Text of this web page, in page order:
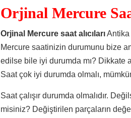
Orjinal Mercure
Orjinal Mercure saat alıcılarıAntika
Mercure saatinizin durumunu bize
edilse bile iyi durumda mı? Dikkate
Saat çok iyi durumda olmalı,
Saat çalışır durumda olmalıdır.
misiniz? Değiştirilen parçaların